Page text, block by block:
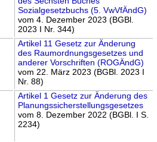
Sozialgesetzbuchs (5. VwVfÄndG)
vom 4. Dezember 2023 (BGBl.
2023 I Nr. 344)
Artikel 11 Gesetz zur Änderung
des Raumordnungsgesetzes und
anderer Vorschriften (ROGÄndG)
vom 22. März 2023 (BGBl. 2023 I
Nr. 88)
Artikel 1 Gesetz zur Änderung des
Planungssicherstellungsgesetzes
vom 8. Dezember 2022 (BGBl. I S.
2234)